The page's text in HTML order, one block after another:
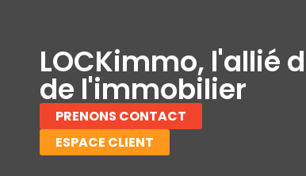
LOCKimmo, l'allié
de l'immobilier
PRENONS CONTACT
ESPACE CLIENT